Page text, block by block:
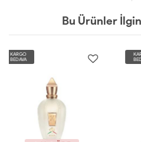
Bu Ürünler